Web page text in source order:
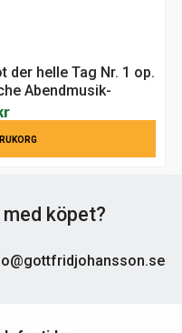
der helle Tag Nr. 1 op.
Abendmusik-
köpet?